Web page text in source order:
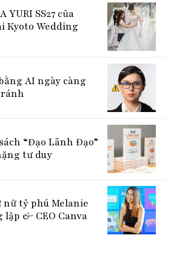
YURI SS27 của
Kyoto Wedding
AI ngày càng
“Đạo Lãnh Đạo”
tư duy
nữ tỷ phú Melanie
lập & CEO Canva